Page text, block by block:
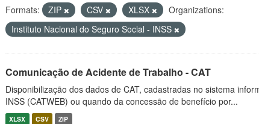
Formats: ZIP CSV XLSX
Organizations:
Instituto Nacional do Seguro Social - INSS
Comunicação de Acidente de Trabalho - CAT
Disponibilização dos dados de CAT, cadastradas no sistema
INSS (CATWEB) ou quando da concessão de benefício por...
XLSX CSV ZIP